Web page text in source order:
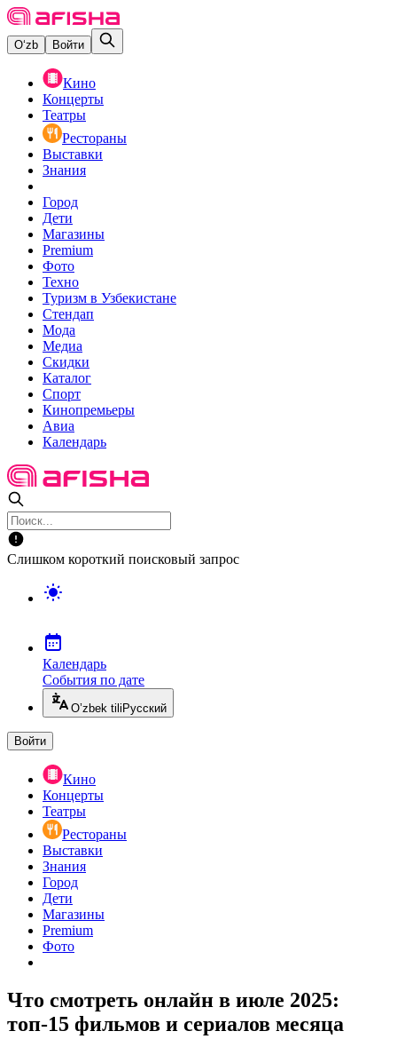
O‘zb Войти
Кино
Концерты
Театры
Рестораны
Выставки
Знания
Город
Дети
Магазины
Premium
Фото
Техно
Туризм в Узбекистане
Стендап
Мода
Медиа
Скидки
Каталог
Спорт
Кинопремьеры
Авиа
Календарь
Слишком короткий поисковый запрос
Календарь
События по дате
O’zbek tili Русский
Войти
Кино
Концерты
Театры
Рестораны
Выставки
Знания
Город
Дети
Магазины
Premium
Фото
Что смотреть онлайн в июле 2025:
топ-15 фильмов и сериалов месяца